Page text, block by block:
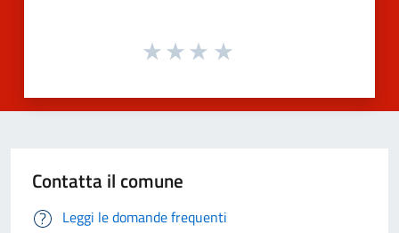
Contatta il comune
Leggi le domande frequenti